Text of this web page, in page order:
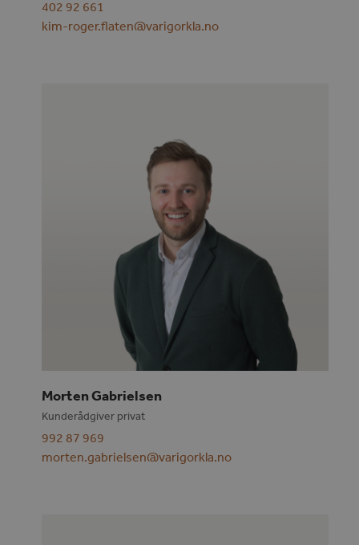
402 92 661
kim-roger.flaten@varigorkla.no
Morten Gabrielsen
Kunderådgiver privat
992 87 969
morten.gabrielsen@varigorkla.no